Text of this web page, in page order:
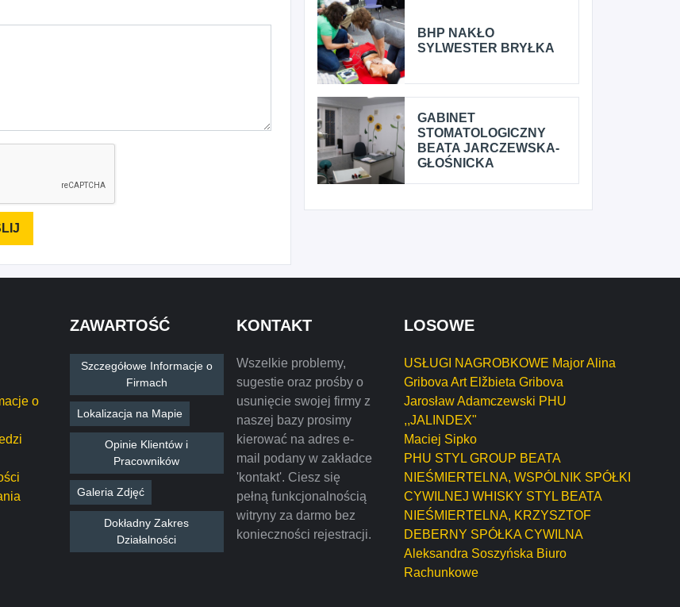
BHP NAKŁO
SYLWESTER BRYŁKA
GABINET
STOMATOLOGICZNY
BEATA JARCZEWSKA-
GŁOŚNICKA
o
ZAWARTOŚĆ
Szczegółowe Informacje o
Firmach
Lokalizacja na Mapie
Opinie Klientów i
Pracowników
Galeria Zdjęć
Dokładny Zakres
Działalności
KONTAKT
Wszelkie problemy,
sugestie oraz prośby o
usunięcie swojej firmy z
naszej bazy prosimy
kierować na adres e-
mail podany w zakładce
'kontakt'. Ciesz się
pełną funkcjonalnością
witryny za darmo bez
konieczności rejestracji.
LOSOWE
USŁUGI NAGROBKOWE Major Alina
Gribova Art Elžbieta Gribova
Jarosław Adamczewski PHU
,,JALINDEX"
Maciej Sipko
PHU STYL GROUP BEATA
NIEŚMIERTELNA, WSPÓLNIK SPÓŁKI
CYWILNEJ WHISKY STYL BEATA
NIEŚMIERTELNA, KRZYSZTOF
DEBERNY SPÓŁKA CYWILNA
Aleksandra Soszyńska Biuro
Rachunkowe